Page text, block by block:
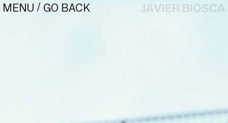
MENU JAVIER BIOSCA
/ GO BACK